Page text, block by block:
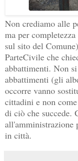
Non crediamo alle
ma per
sul sito del
ParteCivile che
abbattimenti. Non
abbattimenti (gli
occorre vanno
cittadini e non
di ciò che succede.
all'amministrazione
in città.